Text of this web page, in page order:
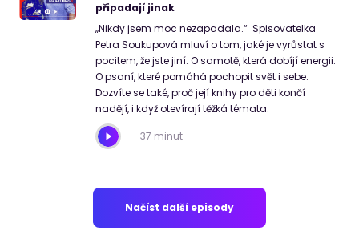
připadají jinak
„Nikdy jsem moc nezapadala.“ Spisovatelka
Petra Soukupová mluví o tom, jaké je vyrůstat s
pocitem, že jste jiní. O samotě, která dobíjí energii.
O psaní, které pomáhá pochopit svět i sebe.
Dozvíte se také, proč její knihy pro děti končí
nadějí, i když otevírají těžká témata.
37 minut
Načíst další episody